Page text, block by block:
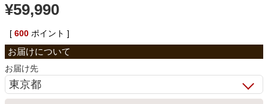
収納家具
¥59,990
[ 600 ポイント ]
お届け先